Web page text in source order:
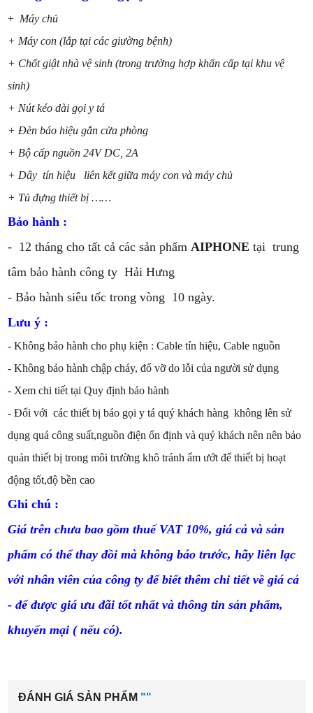
+ Máy chủ
+ Máy con (lắp tại các giường bệnh)
+ Chốt giật nhà vệ sinh (trong trường hợp khẩn cấp tại khu vệ
sinh)
+ Nút kéo dài gọi y tá
+ Đèn báo hiệu gắn cửa phòng
+ Bộ cấp nguồn 24V DC, 2A
+ Dây tín hiệu liên kết giữa máy con và máy chủ
+ Tủ đựng thiết bị ……
Bảo hành :
- 12 tháng cho tất cả các sản phẩm AIPHONE tại trung
tâm bảo hành công ty Hải Hưng
- Bảo hành siêu tốc trong vòng 10 ngày.
Lưu ý :
- Không bảo hành cho phụ kiện : Cable tín hiệu, Cable nguồn
- Không bảo hành chập cháy, đổ vỡ do lỗi của người sử dụng
- Xem chi tiết tại Quy định bảo hành
- Đối với các thiết bị báo gọi y tá quý khách hàng không lên sử
dụng quá công suất,nguồn điện ổn định và quý khách nên nên bảo
quản thiết bị trong môi trường khô tránh ẩm ướt để thiết bị hoạt
động tốt,độ bền cao
Ghi chú :
Giá trên chưa bao gồm thuế VAT 10%, giá cả và sản
phẩm có thể thay đồi mà không báo trước, hãy liên lạc
với nhân viên của công ty để biết thêm chi tiết về giá cả
- để được giá ưu đãi tốt nhất và thông tin sản phẩm,
khuyến mại ( nếu có).
ĐÁNH GIÁ SẢN PHẨM ""